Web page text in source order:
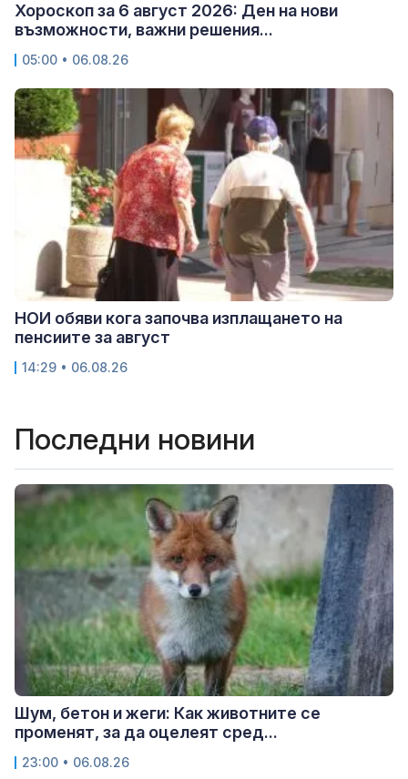
Хороскоп за 6 август 2026: Ден на нови
възможности, важни решения...
05:00 • 06.08.26
НОИ обяви кога започва изплащането на
пенсиите за август
14:29 • 06.08.26
Последни новини
Шум, бетон и жеги: Как животните се
променят, за да оцелеят сред...
23:00 • 06.08.26